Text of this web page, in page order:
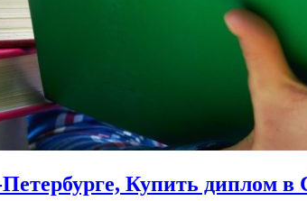
Петербурге, Купить